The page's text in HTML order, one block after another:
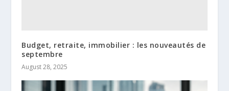
Budget, retraite, immobilier : les nouveautés de
septembre
August 28, 2025